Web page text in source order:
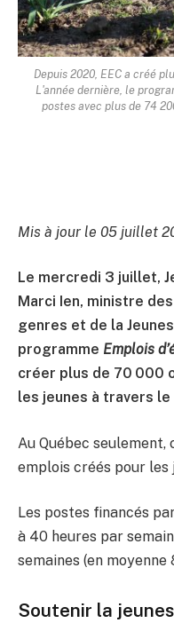
Depuis 2020, EEC a créé
L'année dernière, le
postes avec plus de 74
Mis à jour le 05 juillet
Le mercredi 3 juillet,
Marci Ien, ministre
genres et de la
programme Emplois
créer plus de 70 000
les jeunes à travers le
Au Québec
emplois créés pour les
Les postes financés
à 40 heures par
semaines (en moyenne
Soutenir la